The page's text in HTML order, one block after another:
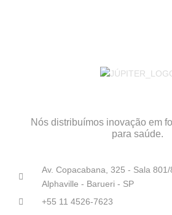
Nós distribuímos inovação em
para saúde.
Av. Copacabana, 325 - Sala 801/
Alphaville - Barueri - SP
+55 11 4526-7623